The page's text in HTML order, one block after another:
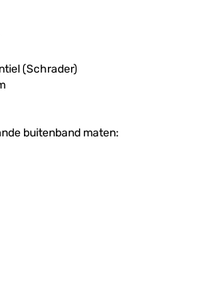
(Schrader)
buitenband maten: